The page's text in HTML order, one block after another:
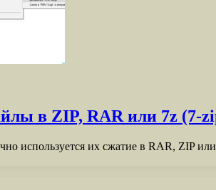
в ZIP, RAR или 7z (7-
используется их сжатие в RAR, ZIP